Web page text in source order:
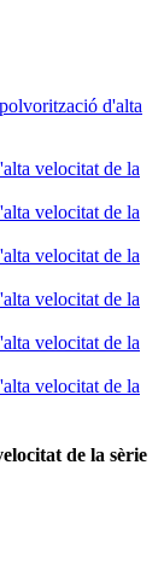
de la sèrie